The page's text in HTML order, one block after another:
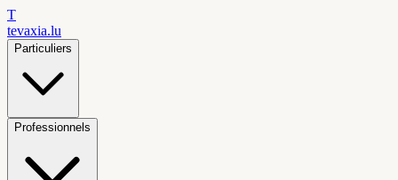
T
tevaxia.lu
Particuliers
Professionnels